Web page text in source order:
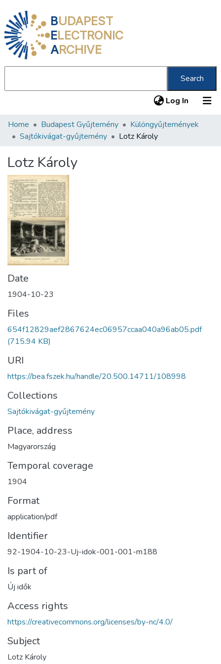
BUDAPEST
ELECTRONIC
ARCHIVE
Search
Log In (current)
Communities & Collections
Statistics
About us
Home Budapest Gyűjtemény
Különgyűjtemények
Sajtókivágat-gyűjtemény
Lotz Károly
Lotz Károly
Date
1904-10-23
Files
654f12829aef2867624ec06957ccaa040a96ab05.pdf
(715.94 KB)
URI
https://bea.fszek.hu/handle/20.500.14711/108998
Collections
Sajtókivágat-gyűjtemény
Place, address
Magyarország
Temporal coverage
1904
Format
application/pdf
Identifier
92-1904-10-23-Uj-idok-001-001-m188
Is part of
Új idők
Access rights
https://creativecommons.org/licenses/by-nc/4.0/
Subject
Lotz Károly